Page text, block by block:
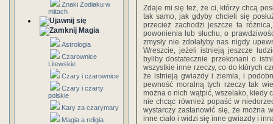
Znaki Zodiaku w
mitach
Magia
Astrologia
Czarownice
Litewskie
Czary i czarownice
Czary i czarty
polskie
Kary za czarymary
Magia a religia
Zdaje mi się też, że ci, którzy chcą
tak samo, jak gdyby chcieli się
przecież zachodzi jeszcze ta
powonienia lub słuchu, o
zmysły nie zdołałyby nas nigdy
Wreszcie, jeżeli istnieją jeszcze
byliby dostatecznie przekonani o
wszystkie inne rzeczy, co do których
że istnieją gwiazdy i ziemia, i
pewność moralną tych rzeczy tak
można o nich wątpić, wszelako, kiedy
nie chcąc również popaść w
wystarczy zastanowić się, że można
inne ciało i widzi się inne gwiazdy i